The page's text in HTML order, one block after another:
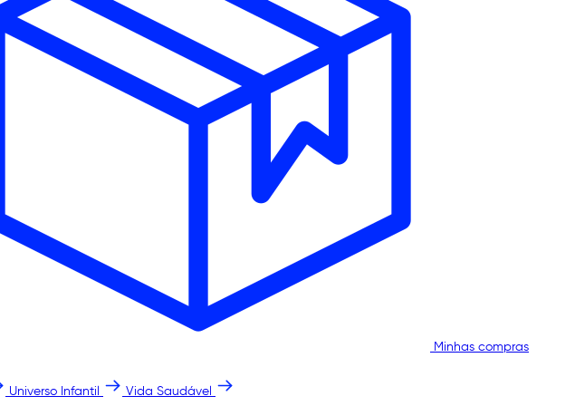
Minhas compras
Universo Infantil Vida Saudável